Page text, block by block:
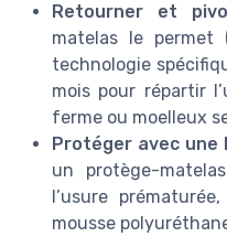
Retourner et
matelas le permet
technologie
mois pour répartir
ferme ou moelleux
Protéger avec une
un protège-
l’usure
mousse